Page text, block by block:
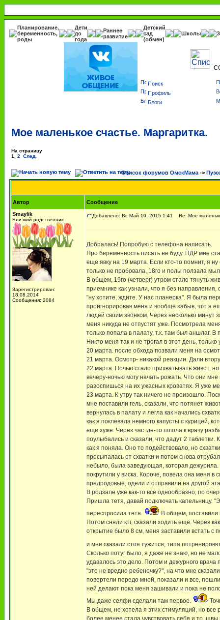
Планирование,
беременность,
роды
Дети
до
года
Раннее
развитие
Детский
сад
(обмен)
Школы
Поиск
Профиль
Блоги
Мое маленькое счастье. Маргаритка.
На страницу
1
2 След.
Список форумов ОмскМама ->
Автор
Сообщение
Smaylik
Близкий родственник
Зарегистрирован:
18.08.2014
Сообщения: 2084
Добавлено: Вс Май 10, 2015 1:41 Re: Мое
Добралась! Попробую с телефона написать.
Про беременность писать не буду. ПДР мне
еще явку на 19 марта. Если кто-то помнит, я
только не пробовала, 18го и полы ползала
В общем, 19го (четверг) утром стало тянуть
приемнике как узнали, что я без
"ну хотите, ждите. У нас планерка". Я была
проигнорировав меня и вообще забыв, что я
людей своим звонком. Через несколько
меня никуда не отпустят уже. Посмотрела
только попала в палату, т.к. там был аншлаг.
Никто меня так и не трогал в этот день,
20 марта. после обхода позвали меня на
21 марта. Осмотр- никакой реакции. Дали
22 марта. Ночью стало прихватывать живот,
вечеру-ночью могу начать рожать. Что они
разоспишься на их ужасных кроватях. Я уже
23 марта. К утру так ничего не произошло.
мне поставили гель, сказали, что потянет
вернулась в палату и легла как начались
как я поклевала немного капусты с курицей,
еще хуже. Через час где-то пошла к врачу
поулыбались и сказали, что дадут 2
как я поняла. Оно то подействовало, но
просыпалась от схватки и потом снова
небыло, была заведующая, которая дежурила.
покрутили у виска. Короче, повела она меня
предродовые, одели и отправили на другой
В родзале уже как-то все однообразно, по
Пришла тетя, давай подключать капельницу.
переспросила тетя.
В общем, поставили
Потом сняли ктг, сказали ходить еще. Через
открытие было 8 см, меня заставили встать с
и мне сказали стоя тужится, типа
Сколько потуг было, я даже не знаю, но не
удавалось это дело. Потом и дежурного врача
"это не вредно ребеночку?", на что мне
повертели передо мной, показали и все,
ней делают пока меня зашивали и пока не
Мы даже селфи сделали там первое.
В общем, не хотела я этих стимуляций, но все
более менее стала чувствовать себя и то,